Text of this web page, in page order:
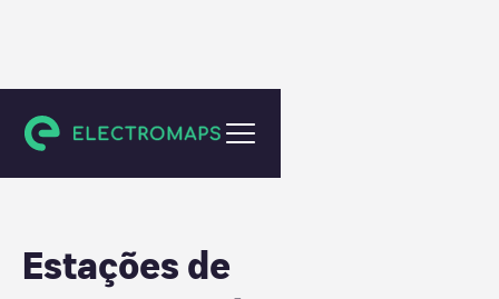
Mercer County
Estações de